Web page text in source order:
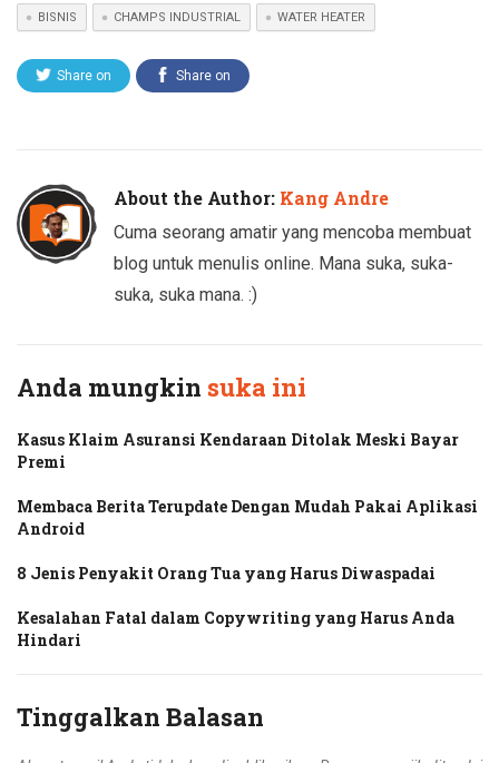
BISNIS CHAMPS INDUSTRIAL WATER HEATER
Share on Share on
About the Author: Kang Andre
Cuma seorang amatir yang mencoba membuat
blog untuk menulis online. Mana suka, suka-
suka, suka mana. :)
Anda mungkin suka ini
Kasus Klaim Asuransi Kendaraan Ditolak Meski Bayar
Premi
Membaca Berita Terupdate Dengan Mudah Pakai Aplikasi
Android
8 Jenis Penyakit Orang Tua yang Harus Diwaspadai
Kesalahan Fatal dalam Copywriting yang Harus Anda
Hindari
Tinggalkan Balasan